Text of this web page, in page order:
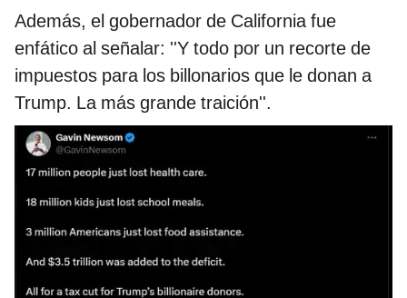
Además, el gobernador de California fue
enfático al señalar: ''Y todo por un recorte de
impuestos para los billonarios que le donan a
Trump. La más grande traición''.